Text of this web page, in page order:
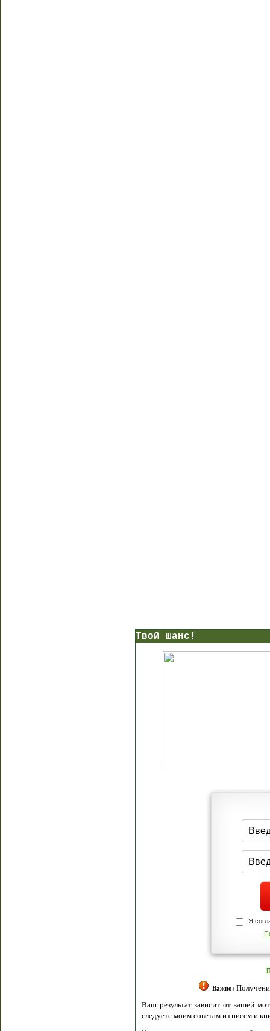
Твой шанс!
Я
Важно:Получение
Ваш результат зависит от вашей
следуете моим советам из писем и книг.